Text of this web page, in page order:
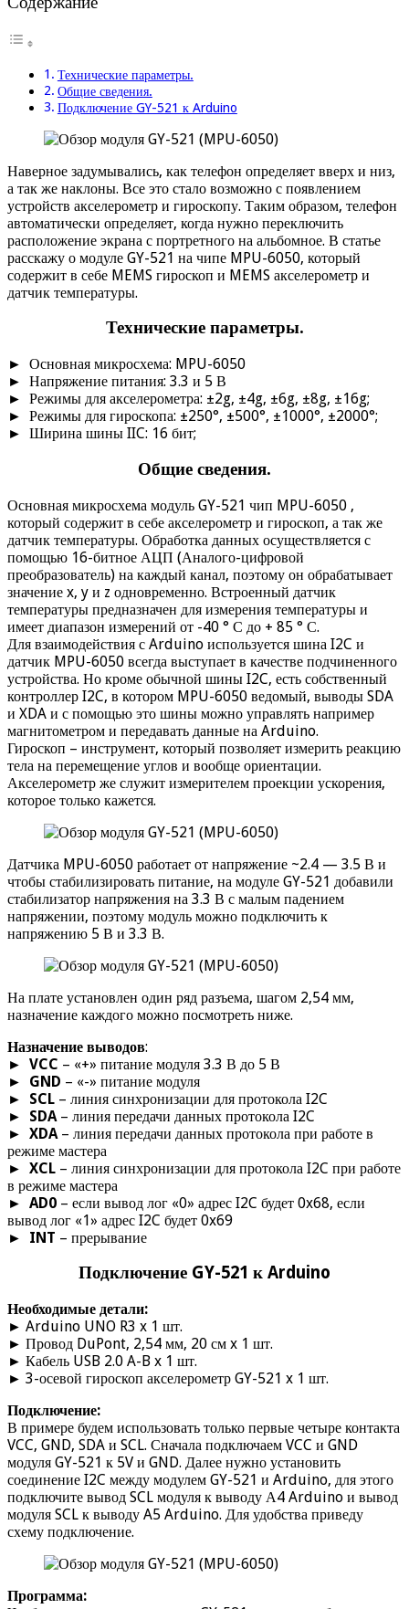
Технические параметры.
Общие сведения.
Подключение GY-521 к Arduino
Наверное задумывались, как телефон определяет вверх и низ,
а так же наклоны. Все это стало возможно с появлением
устройств акселерометр и гироскопу. Таким образом, телефон
автоматически определяет, когда нужно переключить
расположение экрана с портретного на альбомное. В статье
расскажу о модуле GY-521 на чипе MPU-6050, который
содержит в себе MEMS гироскоп и MEMS акселерометр и
датчик температуры.
Технические параметры.
► Основная микросхема: MPU-6050
► Напряжение питания: 3.3 и 5 В
► Режимы для акселерометра: ±2g, ±4g, ±6g, ±8g, ±16g;
► Режимы для гироскопа: ±250°, ±500°, ±1000°, ±2000°;
► Ширина шины IIC: 16 бит;
Общие сведения.
Основная микросхема модуль GY-521 чип MPU-6050 ,
который содержит в себе акселерометр и гироскоп, а так же
датчик температуры. Обработка данных осуществляется с
помощью 16-битное АЦП (Аналого-цифровой
преобразователь) на каждый канал, поэтому он обрабатывает
значение x, y и z одновременно. Встроенный датчик
температуры предназначен для измерения температуры и
имеет диапазон измерений от -40 ° С до + 85 ° С.
Для взаимодействия с Arduino используется шина I2C и
датчик MPU-6050 всегда выступает в качестве подчиненного
устройства. Но кроме обычной шины I2C, есть собственный
контроллер I2C, в котором MPU-6050 ведомый, выводы SDA
и XDA и с помощью это шины можно управлять например
магнитометром и передавать данные на Arduino.
Гироскоп – инструмент, который позволяет измерить реакцию
тела на перемещение углов и вообще ориентации.
Акселерометр же служит измерителем проекции ускорения,
которое только кажется.
Датчика MPU-6050 работает от напряжение ~2.4 — 3.5 В и
чтобы стабилизировать питание, на модуле GY-521 добавили
стабилизатор напряжения на 3.3 В с малым падением
напряжении, поэтому модуль можно подключить к
напряжению 5 В и 3.3 В.
На плате установлен один ряд разъема, шагом 2,54 мм,
назначение каждого можно посмотреть ниже.
Назначение выводов:
► VCC – «+» питание модуля 3.3 В до 5 В
► GND – «-» питание модуля
► SCL – линия синхронизации для протокола I2C
► SDA – линия передачи данных протокола I2C
► XDA – линия передачи данных протокола при работе в
режиме мастера
► XCL – линия синхронизации для протокола I2C при работе
в режиме мастера
► AD0 – если вывод лог «0» адрес I2C будет 0x68, если
вывод лог «1» адрес I2C будет 0x69
► INT – прерывание
Подключение GY-521 к Arduino
Необходимые детали:
► Arduino UNO R3 x 1 шт.
► Провод DuPont, 2,54 мм, 20 см x 1 шт.
► Кабель USB 2.0 A-B x 1 шт.
► 3-осевой гироскоп акселерометр GY-521 x 1 шт.
Подключение:
В примере будем использовать только первые четыре контакта
VCC, GND, SDA и SCL. Сначала подключаем VCC и GND
модуля GY-521 к 5V и GND. Далее нужно установить
соединение I2C между модулем GY-521 и Arduino, для этого
подключите вывод SCL модуля к выводу А4 Arduino и вывод
модуля SCL к выводу A5 Arduino. Для удобства приведу
схему подключение.
Программа: